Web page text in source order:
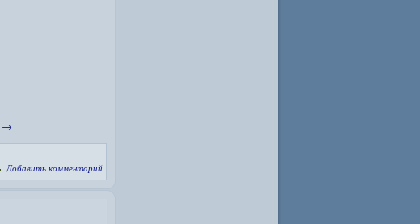
→
Добавить комментарий